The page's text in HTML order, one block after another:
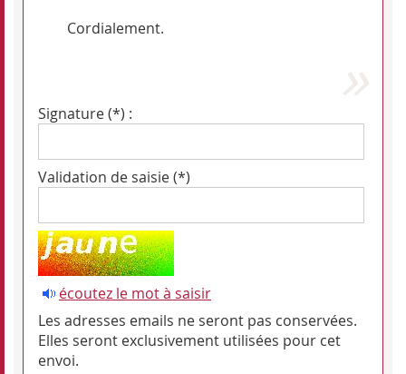
Cordialement.
Signature (*) :
Validation de saisie (*)
écoutez le mot à saisir
Les adresses emails ne seront pas conservées.
Elles seront exclusivement utilisées pour cet
envoi.